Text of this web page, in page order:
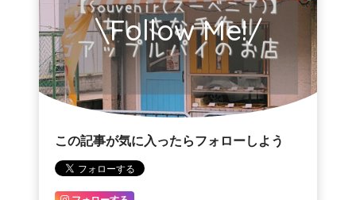
\Follow Me!/
この記事が気に入ったらフォローしよう